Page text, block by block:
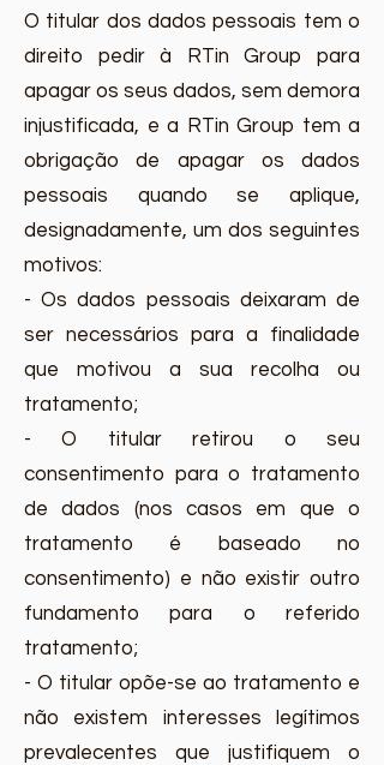
O titular dos dados pessoais tem o
direito pedir à RTin Group para
apagar os seus dados, sem demora
injustificada, e a RTin Group tem a
obrigação de apagar os dados
pessoais quando se aplique,
designadamente, um dos seguintes
motivos:
- Os dados pessoais deixaram de
ser necessários para a finalidade
que motivou a sua recolha ou
tratamento;
- O titular retirou o seu
consentimento para o tratamento
de dados (nos casos em que o
tratamento é baseado no
consentimento) e não existir outro
fundamento para o referido
tratamento;
- O titular opõe-se ao tratamento e
não existem interesses legítimos
prevalecentes que justifiquem o